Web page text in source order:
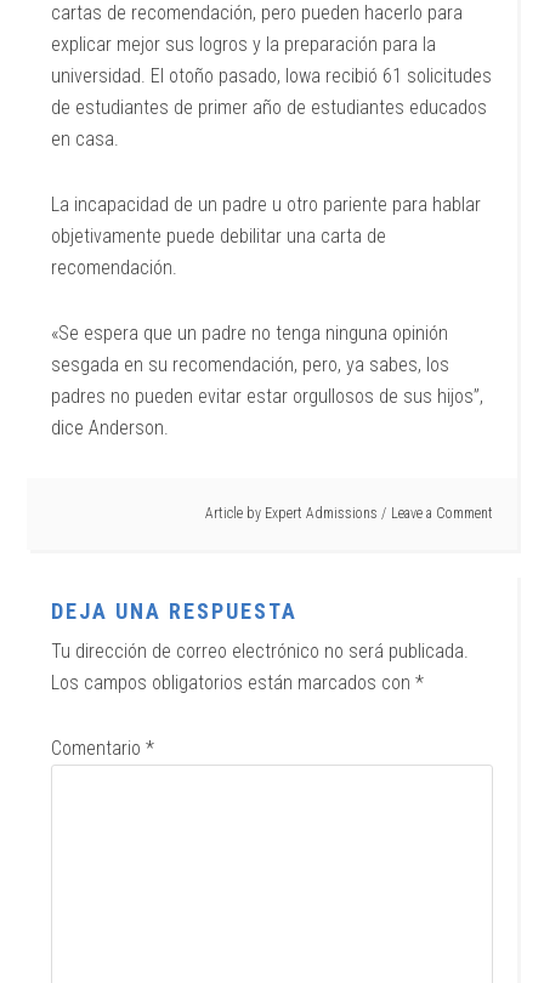
cartas de recomendación, pero pueden hacerlo para
explicar mejor sus logros y la preparación para la
universidad. El otoño pasado, Iowa recibió 61 solicitudes
de estudiantes de primer año de estudiantes educados
en casa.
La incapacidad de un padre u otro pariente para hablar
objetivamente puede debilitar una carta de
recomendación.
«Se espera que un padre no tenga ninguna opinión
sesgada en su recomendación, pero, ya sabes, los
padres no pueden evitar estar orgullosos de sus hijos”,
dice Anderson.
Article by Expert Admissions Leave a Comment
DEJA UNA RESPUESTA
Tu dirección de correo electrónico no será publicada.
Los campos obligatorios están marcados con*
Comentario*